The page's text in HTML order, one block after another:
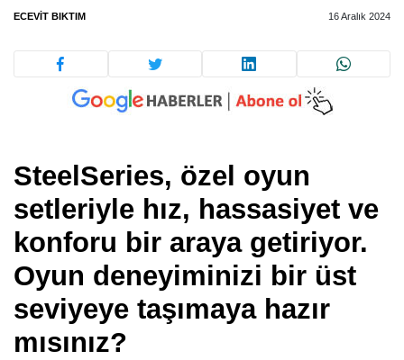
ECEVIT BIKTIM 16 Aralık 2024
SteelSeries, özel oyun
setleriyle hız, hassasiyet ve
konforu bir araya getiriyor.
Oyun deneyiminizi bir üst
seviyeye taşımaya hazır
mısınız?